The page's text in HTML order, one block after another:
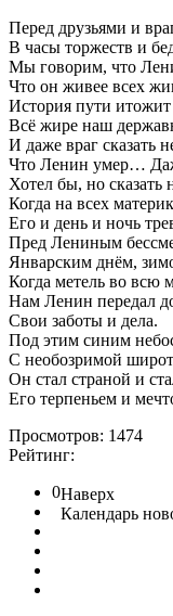
Перед друзьями и
В часы торжеств и
Мы говорим, что
Что он живее всех
История пути
Всё жире наш
И даже враг сказать
Что Ленин умер…
Хотел бы, но сказать
Когда на всех
Его и день и ночь
Пред Лениным
Январским днём,
Когда метель во всю
Нам Ленин передал
Свои заботы и дела.
Под этим синим
С необозримой
Он стал страной и
Его терпеньем и
Просмотров: 1474
Рейтинг:
0Наверх
Календарь